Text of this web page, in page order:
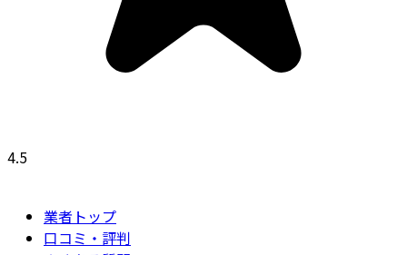
4.5
業者トップ
口コミ・評判